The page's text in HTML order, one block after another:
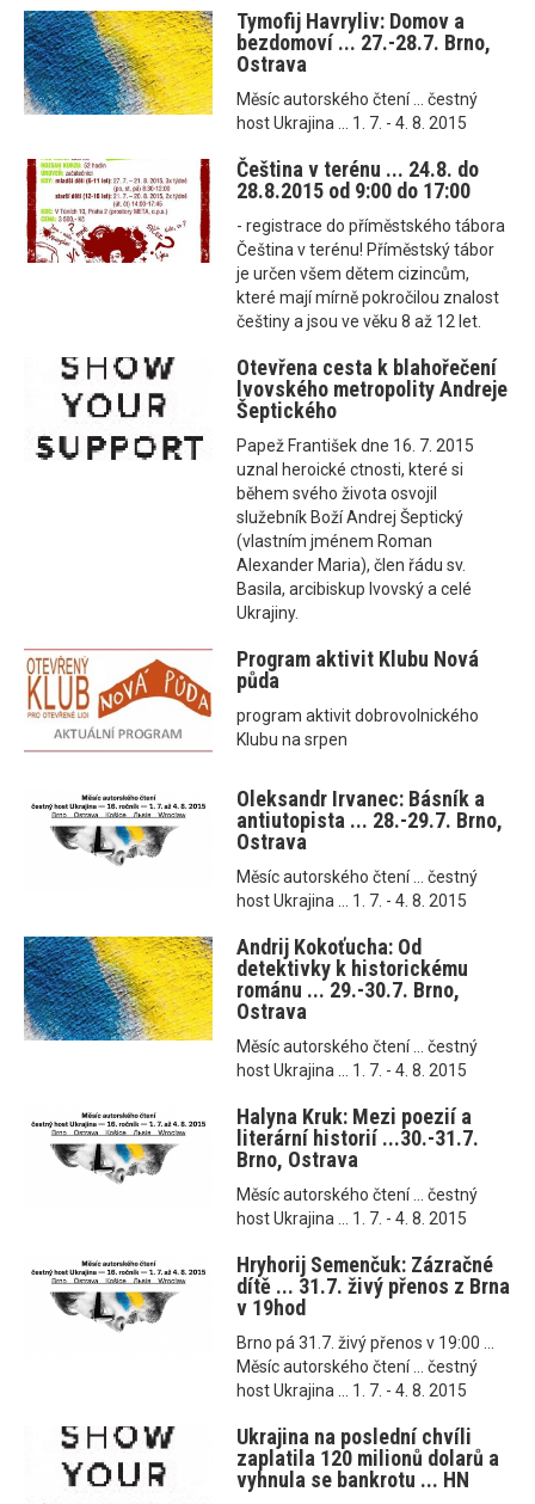
Tymofij Havryliv: Domov a
bezdomoví ... 27.-28.7. Brno,
Ostrava
Měsíc autorského čtení ... čestný
host Ukrajina ... 1. 7. - 4. 8. 2015
Čeština v terénu ... 24.8. do
28.8.2015 od 9:00 do 17:00
- registrace do příměstského tábora
Čeština v terénu! Příměstský tábor
je určen všem dětem cizincům,
které mají mírně pokročilou znalost
češtiny a jsou ve věku 8 až 12 let.
Otevřena cesta k blahořečení
lvovského metropolity Andreje
Šeptického
Papež František dne 16. 7. 2015
uznal heroické ctnosti, které si
během svého života osvojil
služebník Boží Andrej Šeptický
(vlastním jménem Roman
Alexander Maria), člen řádu sv.
Basila, arcibiskup lvovský a celé
Ukrajiny.
Program aktivit Klubu Nová
půda
program aktivit dobrovolnického
Klubu na srpen
Oleksandr Irvanec: Básník a
antiutopista ... 28.-29.7. Brno,
Ostrava
Měsíc autorského čtení ... čestný
host Ukrajina ... 1. 7. - 4. 8. 2015
Andrij Kokoťucha: Od
detektivky k historickému
románu ... 29.-30.7. Brno,
Ostrava
Měsíc autorského čtení ... čestný
host Ukrajina ... 1. 7. - 4. 8. 2015
Halyna Kruk: Mezi poezií a
literární historií ...30.-31.7.
Brno, Ostrava
Měsíc autorského čtení ... čestný
host Ukrajina ... 1. 7. - 4. 8. 2015
Hryhorij Semenčuk: Zázračné
dítě ... 31.7. živý přenos z Brna
v 19hod
Brno pá 31.7. živý přenos v 19:00 ...
Měsíc autorského čtení ... čestný
host Ukrajina ... 1. 7. - 4. 8. 2015
Ukrajina na poslední chvíli
zaplatila 120 milionů dolarů a
vyhnula se bankrotu ... HN